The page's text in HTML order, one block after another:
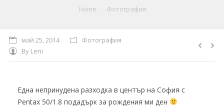
Blog
Home Фотография
май 25, 2014
Фотография
By Leni
Една непринудена разходка в център на София с
Pentax 50/1.8 подадърк за рождения ми ден